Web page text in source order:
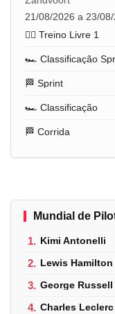
21/08/2026 a 23/
🏋️‍♂️ Treino Livre 1
🏎️ Classificação
🏁 Sprint
🏎️ Classificação
🏁 Corrida
Mundial de
1. Kimi Antonelli
2. Lewis Hamilton
3. George Russell
4. Charles Leclerc